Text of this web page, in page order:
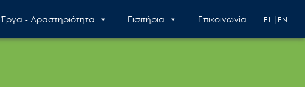
Έργα - Δραστηριότητα Εισιτήρια Επικοινωνία EN
EL